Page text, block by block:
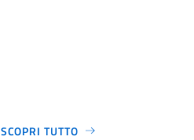
SCOPRI TUTTO